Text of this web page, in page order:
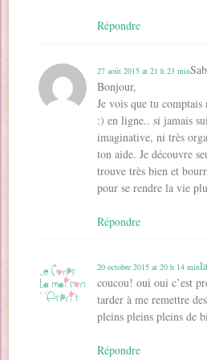
Répondre
Sab
27 août 2015 at 21 h 23 min
Bonjour,
Je vois que tu
:) en ligne.. si jamais
imaginative, ni très
ton aide. Je découvre
trouve très bien et
pour se rendre la vie
Répondre
20 octobre 2015 at 20 h 14 min
coucou! oui oui c’est
tarder à me remettre
pleins pleins pleins de
Répondre